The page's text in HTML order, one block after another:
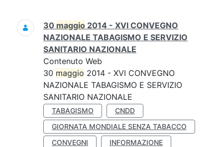
Ricerca
30 maggio 2014 - XVI CONVEGNO
NAZIONALE TABAGISMO E SERVIZIO
SANITARIO NAZIONALE
Contenuto Web
30 maggio 2014 - XVI CONVEGNO
NAZIONALE TABAGISMO E SERVIZIO
SANITARIO NAZIONALE
TABAGISMO
CNDD
GIORNATA MONDIALE SENZA TABACCO
CONVEGNI
INFORMAZIONE